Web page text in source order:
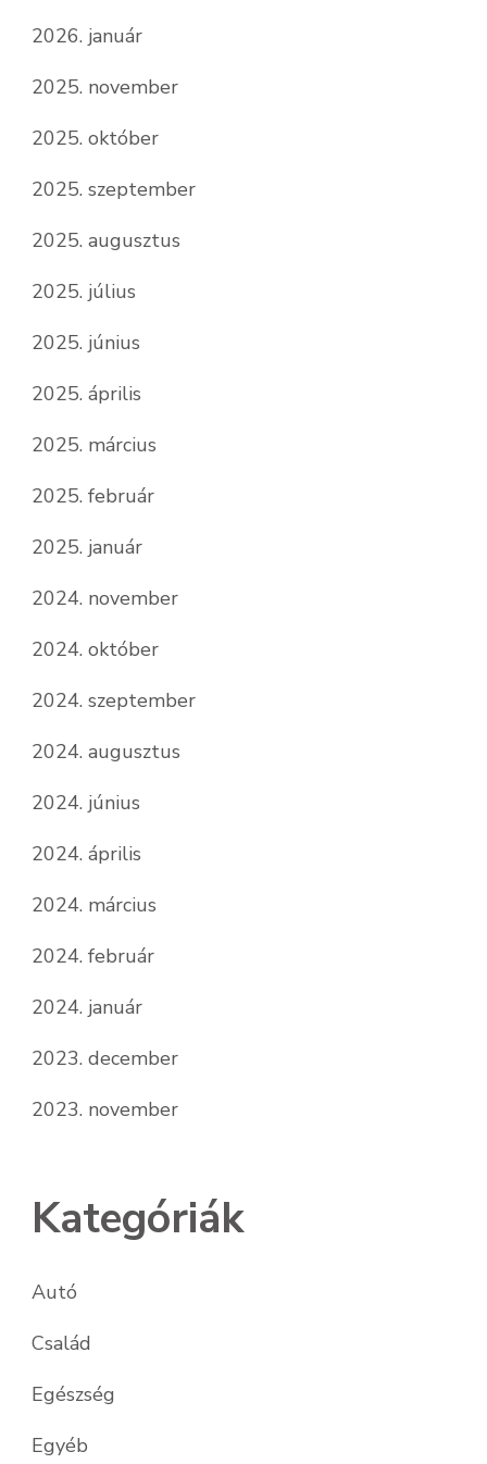
2026. január
2025. november
2025. október
2025. szeptember
2025. augusztus
2025. július
2025. június
2025. április
2025. március
2025. február
2025. január
2024. november
2024. október
2024. szeptember
2024. augusztus
2024. június
2024. április
2024. március
2024. február
2024. január
2023. december
2023. november
Kategóriák
Autó
Család
Egészség
Egyéb